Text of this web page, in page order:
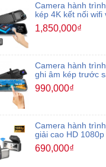
Camera hành
kép 4K kết nối wifi
1,850,000₫
Camera hành
ghi âm kép trước
990,000₫
Camera hành
giải cao HD 1080p
690,000₫